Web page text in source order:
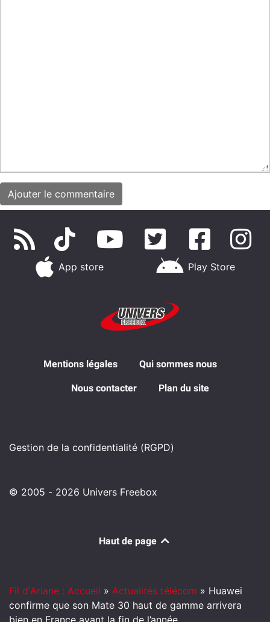
App store Play Store
Mentions légales Qui sommes nous
Nous contacter Plan du site
Gestion de la confidentialité (RGPD)
© 2005 - 2026 Univers Freebox
Haut de page
Fil d'Ariane : Accueil » Actualités télécom » Huawei
confirme que son Mate 30 haut de gamme arrivera